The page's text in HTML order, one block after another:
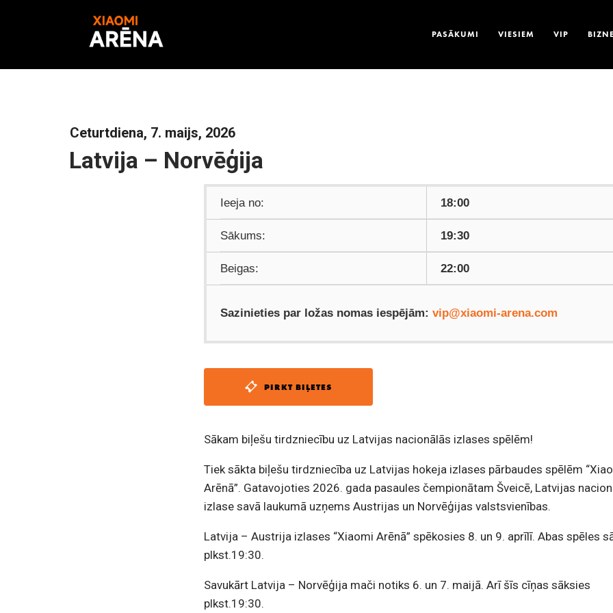
PASĀKUMI VIESIEM VIP
Ceturtdiena, 7. maijs, 2026
Latvija – Norvēģija
Ieeja no: 18:00
Sākums: 19:30
Beigas: 22:00
Sazinieties par ložas nomas iespējām: vip@xiaomi-arena.com
PIRKT BIĻETES
Sākam biļešu tirdzniecību uz Latvijas nacionālās izlases spēlēm!
Tiek sākta biļešu tirdzniecība uz Latvijas hokeja izlases pārbaudes spēlēm
Arēnā”. Gatavojoties 2026. gada pasaules čempionātam Šveicē, Latvijas
izlase savā laukumā uzņems Austrijas un Norvēģijas valstsvienības.
Latvija – Austrija izlases “Xiaomi Arēnā” spēkosies 8. un 9. aprīlī. Abas spēles
plkst.19:30.
Savukārt Latvija – Norvēģija mači notiks 6. un 7. maijā. Arī šīs cīņas sāksies
plkst.19:30.